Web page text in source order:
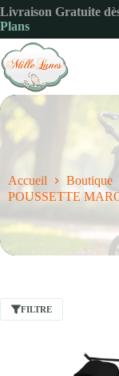
Passer
au
contenu
Livraison Gratuite
Plans
Accueil Boutique
POUSSETTE
FILTRE